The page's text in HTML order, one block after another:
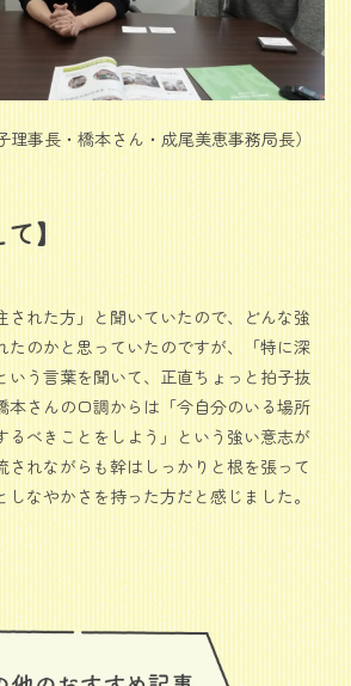
理事長・橋本さん・成尾美恵事務局長）
て】
された方」と聞いていたので、どんな強
たのかと思っていたのですが、「特に深
いう言葉を聞いて、正直ちょっと拍子抜
本さんの口調からは「今自分のいる場所
るべきことをしよう」という強い意志が
されながらも幹はしっかりと根を張って
しなやかさを持った方だと感じました。